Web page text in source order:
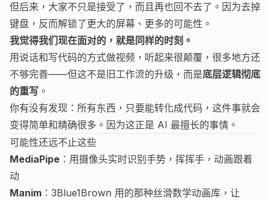
但后来，大家不只是接受了，而且再也回不去了。因为去掉
键盘，反而解锁了更大的屏幕、更多的可能性。
我觉得我们现在面对的，就是同样的时刻。
用说话和写代码的方式做视频，听起来很颠覆，很多地方还
不够完善——但这不是旧工作流的升级，而是底层逻辑彻底
的重写 。
你有没有发现：所有东西，只要能转化成代码，这件事就会
变得简单和精确很多。因为这正是 AI 最擅长的事情。
可能性还远不止这些
MediaPipe ：用摄像头实时识别手势，挥挥手，动画跟着
动
Manim ： 3Blue1Brown 用的那种丝滑数学动画库，让